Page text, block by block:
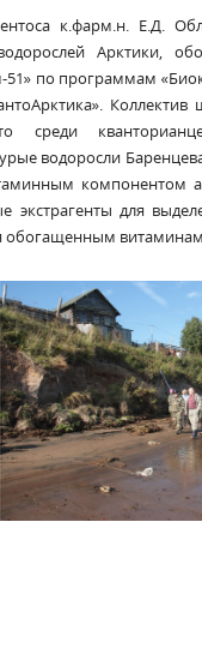
к.фарм.н. Е.Д.
Арктики,
по программам
среди
водоросли
компонентом
экстрагенты для
обогащенным